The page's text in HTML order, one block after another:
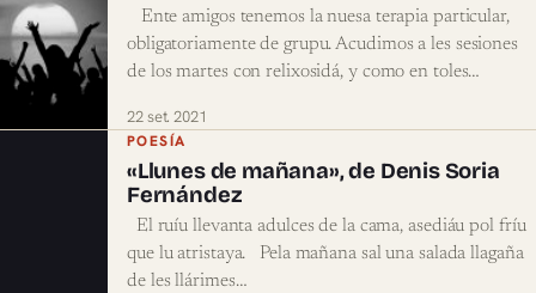
Ente amigos tenemos la nuesa terapia particular,
obligatoriamente de grupu. Acudimos a les sesiones
de los martes con relixosidá, y como en toles…
22 set. 2021
POESÍA
«Llunes de mañana», de Denis Soria
Fernández
El ruíu llevanta adulces de la cama, asediáu pol fríu
que lu atristaya. Pela mañana sal una salada llagaña
de les llárimes…